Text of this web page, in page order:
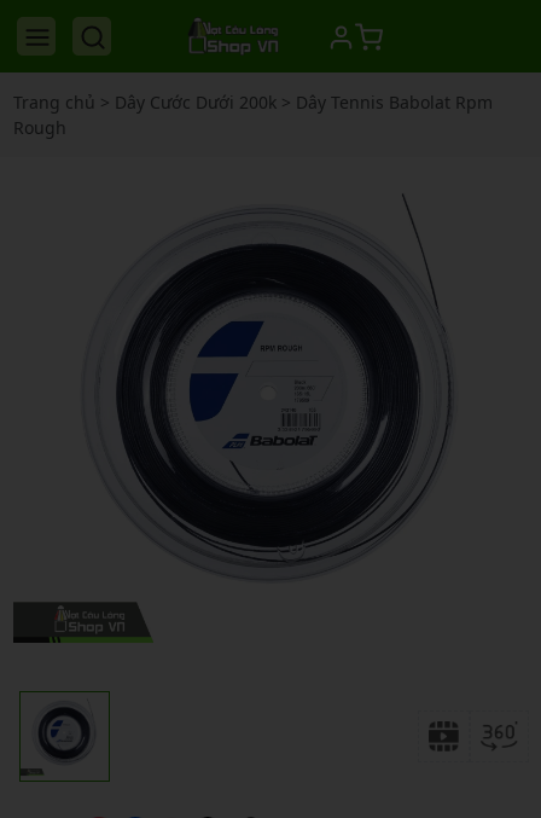
Trang chủ > Dây Cước Dưới 200k> Dây Tennis Babolat Rpm
Rough